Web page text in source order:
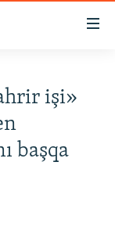
işi»
başqa